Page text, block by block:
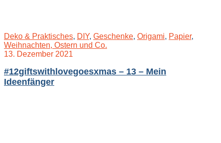
Deko & Praktisches, DIY, Geschenke, Origami, Papier,
Weihnachten, Ostern und Co.
13. Dezember 2021
#12giftswithlovegoesxmas – 13 – Mein
Ideenfänger